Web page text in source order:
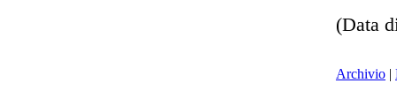
(Data
Archivio |